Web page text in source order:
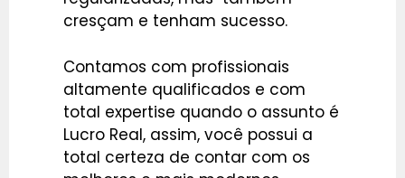
cresçam e tenham sucesso.
Contamos com profissionais
altamente qualificados e com
total expertise quando o assunto é
Lucro Real, assim, você possui a
total certeza de contar com os